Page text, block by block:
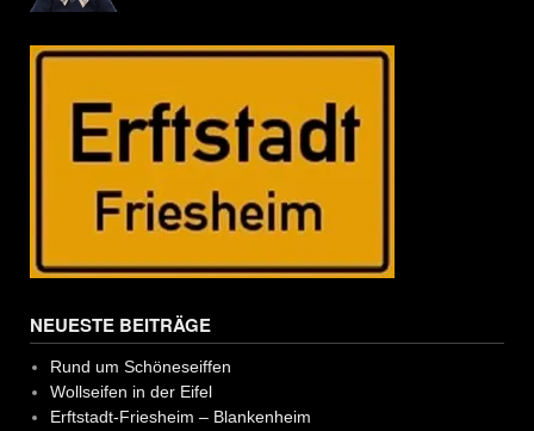
NEUESTE BEITRÄGE
Rund um Schöneseiffen
Wollseifen in der Eifel
Erftstadt-Friesheim – Blankenheim